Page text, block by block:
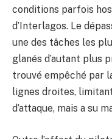
conditions parfois
d’Interlagos. Le
une des tâches les
glanés d’autant plus
trouvé empêché par
lignes droites,
d’attaque, mais a su